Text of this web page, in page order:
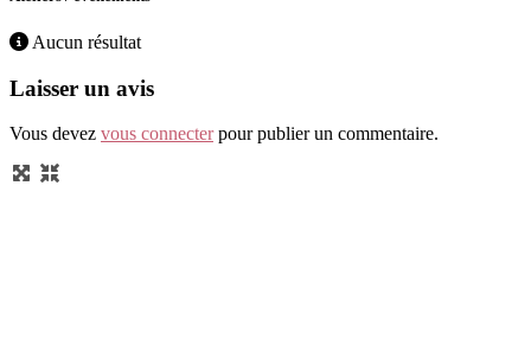
Aucun résultat
Laisser un avis
Vous devez vous connecterpour publier un commentaire.